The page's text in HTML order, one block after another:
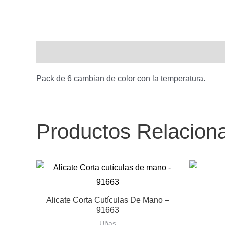
Pack de 6 cambian de color con la temperatura.
Productos
Alicate Corta Cutículas De Mano –
91663